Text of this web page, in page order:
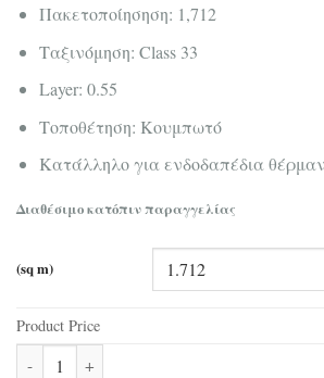
Πακετοποίησηση: 1,712
Ταξινόμηση: Class 33
Layer: 0.55
Τοποθέτηση: Κουμπωτό
Κατάλληλο για ενδοδαπέδια
Διαθέσιμο κατόπιν παραγγελίας
(sq m)
Product Price
Δάπεδο Βινυλικό SPC Premium Wood